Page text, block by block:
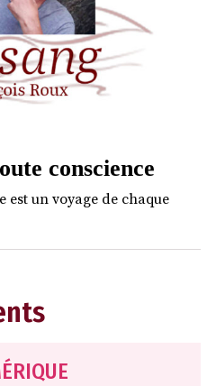
conscience
est un voyage de chaque